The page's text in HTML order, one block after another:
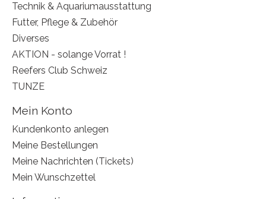
Technik & Aquariumausstattung
Futter, Pflege & Zubehör
Diverses
AKTION - solange Vorrat !
Reefers Club Schweiz
TUNZE
Mein Konto
Kundenkonto anlegen
Meine Bestellungen
Meine Nachrichten (Tickets)
Mein Wunschzettel